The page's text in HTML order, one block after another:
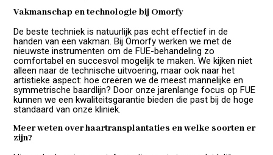
Vakmanschap en technologie bij Omorfy
De beste techniek is natuurlijk pas echt effectief in de
handen van een vakman. Bij Omorfy werken we met de
nieuwste instrumenten om de FUE-behandeling zo
comfortabel en succesvol mogelijk te maken. We kijken niet
alleen naar de technische uitvoering, maar ook naar het
artistieke aspect: hoe creëren we de meest mannelijke en
symmetrische baardlijn? Door onze jarenlange focus op FUE
kunnen we een kwaliteitsgarantie bieden die past bij de hoge
standaard van onze kliniek.
Meer weten over haartransplantaties en welke soorten er
zijn?